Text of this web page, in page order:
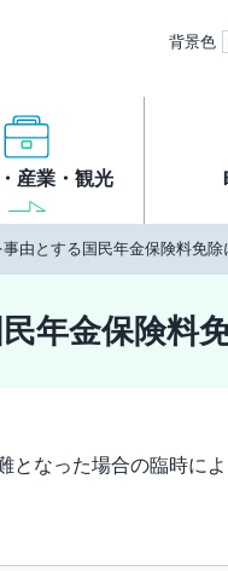
背景色
産業・観光
由とする国民年金保険料免除
年金保険料
となった場合の臨時によ